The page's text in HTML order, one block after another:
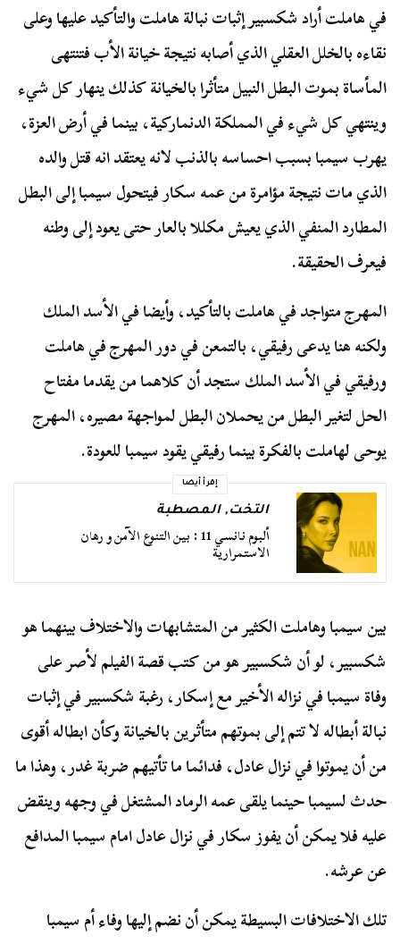
في هاملت أراد شكسبير إثبات نبالة هاملت والتأكيد عليها وعلى
نقاءه بالخلل العقلي الذي أصابه نتيجة خيانة الأب فتنتهى
المأساة بموت البطل النبيل متأثرا بالخيانة كذلك ينهار كل شيء
وينتهي كل شيء في المملكة الدنماركية، بينما في أرض العزة،
يهرب سيمبا بسبب احساسه بالذنب لانه يعتقد انه قتل والده
الذي مات نتيجة مؤامرة من عمه سكار فيتحول سيمبا إلى البطل
المطارد المنفي الذي يعيش مكللا بالعار حتى يعود إلى وطنه
فيعرف الحقيقة.
المهرج متواجد في هاملت بالتأكيد، وأيضا في الأسد الملك
ولكنه هنا يدعى رفيقي، بالتمعن في دور المهرج في هاملت
ورفيقي في الأسد الملك ستجد أن كلاهما من يقدما مفتاح
الحل لتغير البطل من يحملان البطل لمواجهة مصيره، المهرج
يوحى لهاملت بالفكرة بينما رفيقي يقود سيمبا للعودة.
إقرأ أيضا
التخت,المصطبة
ألبوم نانسي 11 : بين التنوع الآمن و رهان
الاستمرارية
بين سيمبا وهاملت الكثير من المتشابهات والاختلاف بينهما هو
شكسبير، لو أن شكسبير هو من كتب قصة الفيلم لأصر على
وفاة سيمبا في نزاله الأخير مع إسكار، رغبة شكسبير في إثبات
نبالة أبطاله لا تتم إلى بموتهم متأثرين بالخيانة وكأن ابطاله أقوى
من أن يموتوا في نزال عادل، فدائما ما تأتيهم ضربة غدر، وهذا ما
حدث لسيمبا حينما يلقى عمه الرماد المشتغل في وجهه وينقض
عليه فلا يمكن أن يفوز سكار في نزال عادل امام سيمبا المدافع
عن عرشه.
تلك الاختلافات البسيطة يمكن أن نضم إليها وفاء أم سيمبا